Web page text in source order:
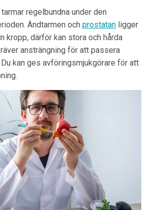
regelbundna under den
Ändtarmen och prostatanligger
kropp, därför kan stora och hårda
ansträngning för att passera
kan ges avföringsmjukgörare för att